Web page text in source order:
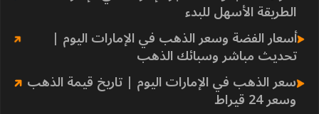
الطريقة الأسهل للبدء
أسعار الفضة وسعر الذهب في الإمارات اليوم |
تحديث مباشر وسبائك الذهب
سعر الذهب في الإمارات اليوم | تاريخ قيمة الذهب
وسعر 24 قيراط